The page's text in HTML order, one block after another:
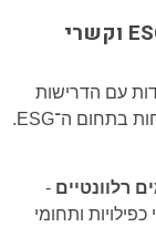
שירותי מעטפת לניהול דירוגי ESG וקשרי
עם הדרישות
הגוברות מצד משקיעים, גופי דירוג ולקוחות בתחום ה־ESG.
-
כפילויות ותחומי